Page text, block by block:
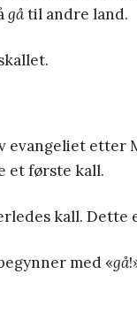
gåtil andre land.
evangeliet etter
et første kall.
kall. Dette
med «gå